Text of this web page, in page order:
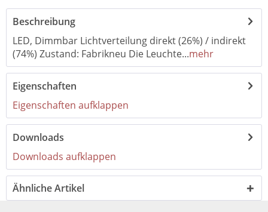
Beschreibung
LED, Dimmbar Lichtverteilung direkt (26%) / indirekt
(74%) Zustand: Fabrikneu Die Leuchte...mehr
Eigenschaften
Eigenschaften aufklappen
Downloads
Downloads aufklappen
Ähnliche Artikel